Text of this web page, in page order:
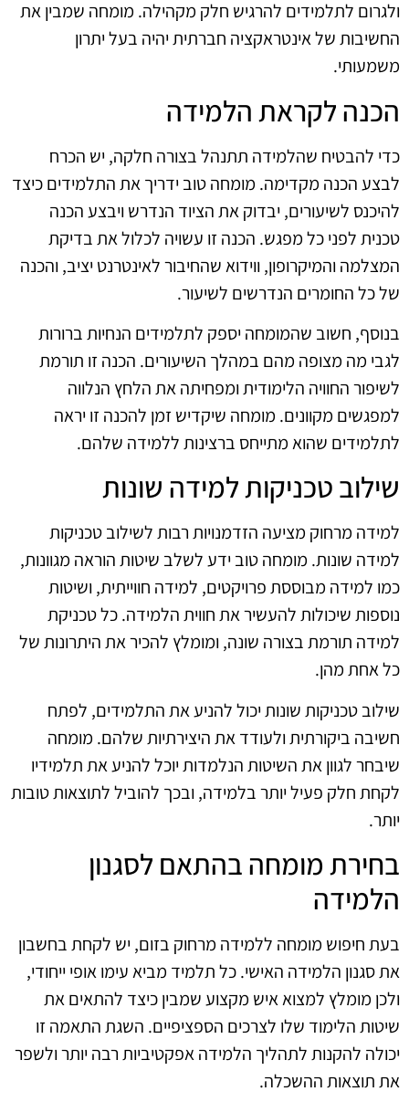
ולגרום לתלמידים להרגיש חלק מקהילה. מומחה שמבין את
החשיבות של אינטראקציה חברתית יהיה בעל יתרון
משמעותי.
הכנה לקראת הלמידה
כדי להבטיח שהלמידה תתנהל בצורה חלקה, יש הכרח
לבצע הכנה מקדימה. מומחה טוב ידריך את התלמידים כיצד
להיכנס לשיעורים, יבדוק את הציוד הנדרש ויבצע הכנה
טכנית לפני כל מפגש. הכנה זו עשויה לכלול את בדיקת
המצלמה והמיקרופון, ווידוא שהחיבור לאינטרנט יציב, והכנה
של כל החומרים הנדרשים לשיעור.
בנוסף, חשוב שהמומחה יספק לתלמידים הנחיות ברורות
לגבי מה מצופה מהם במהלך השיעורים. הכנה זו תורמת
לשיפור החוויה הלימודית ומפחיתה את הלחץ הנלווה
למפגשים מקוונים. מומחה שיקדיש זמן להכנה זו יראה
לתלמידים שהוא מתייחס ברצינות ללמידה שלהם.
שילוב טכניקות למידה שונות
למידה מרחוק מציעה הזדמנויות רבות לשילוב טכניקות
למידה שונות. מומחה טוב ידע לשלב שיטות הוראה מגוונות,
כמו למידה מבוססת פרויקטים, למידה חווייתית, ושיטות
נוספות שיכולות להעשיר את חווית הלמידה. כל טכניקת
למידה תורמת בצורה שונה, ומומלץ להכיר את היתרונות של
כל אחת מהן.
שילוב טכניקות שונות יכול להניע את התלמידים, לפתח
חשיבה ביקורתית ולעודד את היצירתיות שלהם. מומחה
שיבחר לגוון את השיטות הנלמדות יוכל להניע את תלמידיו
לקחת חלק פעיל יותר בלמידה, ובכך להוביל לתוצאות טובות
יותר.
בחירת מומחה בהתאם לסגנון
הלמידה
בעת חיפוש מומחה ללמידה מרחוק בזום, יש לקחת בחשבון
את סגנון הלמידה האישי. כל תלמיד מביא עימו אופי ייחודי,
ולכן מומלץ למצוא איש מקצוע שמבין כיצד להתאים את
שיטות הלימוד שלו לצרכים הספציפיים. השגת התאמה זו
יכולה להקנות לתהליך הלמידה אפקטיביות רבה יותר ולשפר
את תוצאות ההשכלה.